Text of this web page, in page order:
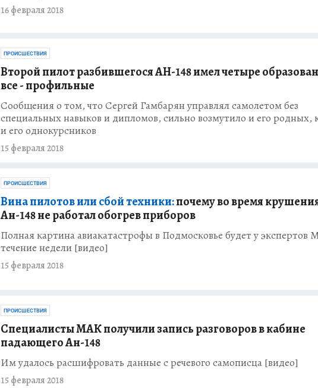
16 февраля 2018
ПРОИСШЕСТВИЯ
Второй пилот разбившегося АН-148 имел четыре
все - профильные
Сообщения о том, что Сергей Гамбарян управлял самолетом без
специальных навыков и дипломов, сильно возмутило и его родных,
и его однокурсников
15 февраля 2018
ПРОИСШЕСТВИЯ
Вина пилотов или сбой техники:почему во время
Ан-148 не работал обогрев приборов
Полная картина авиакатастрофы в Подмосковье будет у экспертов
течение недели [видео]
15 февраля 2018
ПРОИСШЕСТВИЯ
Специалисты МАК получили запись разговоров в кабине
падающего Ан-148
Им удалось расшифровать данные с речевого самописца [видео]
15 февраля 2018